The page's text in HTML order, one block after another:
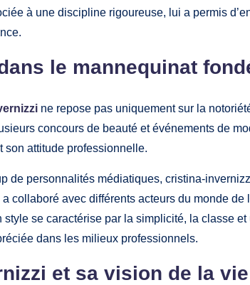
à une discipline rigoureuse, lui a permis
le mannequinat
ne repose pas uniquement sur la
concours de beauté et événements de
son attitude professionnelle.
de personnalités médiatiques, cristina-
collaboré avec différents acteurs du monde
style se caractérise par la simplicité, la classe
dans les milieux professionnels.
et sa vision de la vie